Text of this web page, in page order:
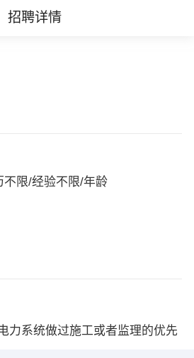
招聘详情
不限/经验不限/年龄
力系统做过施工或者监理的优先